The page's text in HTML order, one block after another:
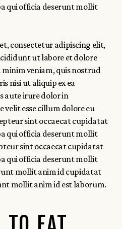
qui officia deserunt mollit
consectetur adipiscing elit,
ut labore et dolore
veniam, quis nostrud
nisi ut aliquip ex ea
aute irure dolor in
esse cillum dolore eu
sint occaecat cupidatat
qui officia deserunt mollit
sint occaecat cupidatat
qui officia deserunt mollit
mollit anim id cupidatat
mollit anim id est laborum.